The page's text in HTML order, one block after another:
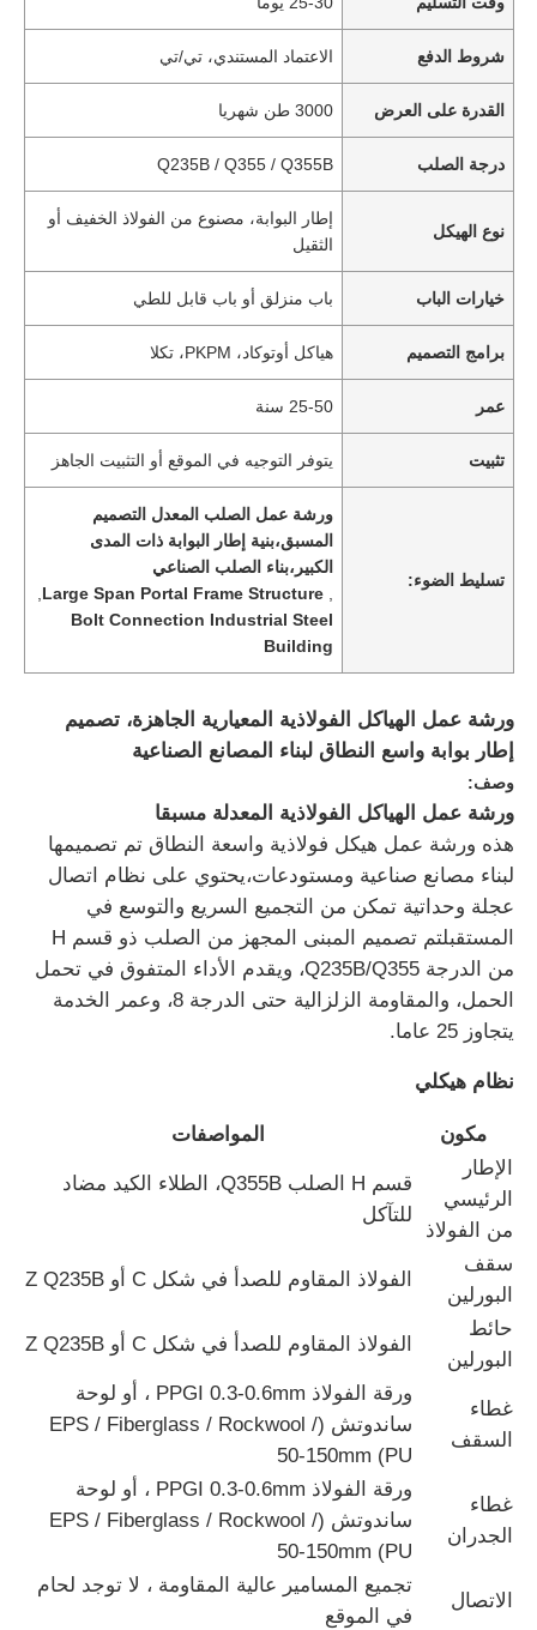
منزل
المنتجات
حول بنا
جولة في المعمل
ضبط الجودة
اتصل بنا
شروط الدفع الاعتماد المستندي، تي/تي
القدرة على العرض 3000 طن شهريا
درجة الصلب Q235B / Q355 / Q355B
نوع الهيكل
إطار البوابة، مصنوع من الفولاذ الخفيف أو
الثقيل
خيارات الباب باب منزلق أو باب قابل للطي
برامج التصميم هياكل أوتوكاد، PKPM، تكلا
عمر 25-50 سنة
تثبيت يتوفر التوجيه في الموقع أو التثبيت الجاهز
تسليط الضوء:
ورشة عمل الصلب المعدل التصميم
المسبق،بنية إطار البوابة ذات المدى
الكبير،بناء الصلب الصناعي
,
Large Span Portal Frame Structure
Bolt Connection Industrial Steel
Building
ورشة عمل الهياكل الفولاذية المعيارية الجاهزة، تصميم
إطار بوابة واسع النطاق لبناء المصانع الصناعية
وصف:
ورشة عمل الهياكل الفولاذية المعدلة مسبقا
هذه ورشة عمل هيكل فولاذية واسعة النطاق تم تصميمها
لبناء مصانع صناعية ومستودعات،يحتوي على نظام اتصال
عجلة وحداتية تمكن من التجميع السريع والتوسع في
المستقبلتم تصميم المبنى المجهز من الصلب ذو قسم H
من الدرجة Q235B/Q355، ويقدم الأداء المتفوق في تحمل
الحمل، والمقاومة الزلزالية حتى الدرجة 8، وعمر الخدمة
يتجاوز 25 عاما.
نظام هيكلي
مكون
المواصفات
الإطار
الرئيسي
من الفولاذ
قسم H الصلب Q355B، الطلاء الكيد مضاد
للتآكل
سقف
البورلين
الفولاذ المقاوم للصدأ في شكل C أو Z Q235B
حائط
البورلين
الفولاذ المقاوم للصدأ في شكل C أو Z Q235B
غطاء
السقف
ورقة الفولاذ PPGI 0.3-0.6mm ، أو لوحة
ساندوتش (EPS / Fiberglass / Rockwool /
PU) 50-150mm
غطاء
الجدران
ورقة الفولاذ PPGI 0.3-0.6mm ، أو لوحة
ساندوتش (EPS / Fiberglass / Rockwool /
PU) 50-150mm
الاتصال
تجميع المسامير عالية المقاومة ، لا توجد لحام
في الموقع